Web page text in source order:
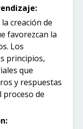
creación de
favorezcan la
Los
principios,
que
y respuestas
proceso de